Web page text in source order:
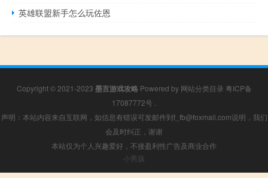
英雄联盟新手怎么玩佐恩
Copyright © 2021-2023 墨言游戏攻略Powered by 网站分类目录 粤ICP备
17087772号
声明：本站内容来自互联网，如信息有错误可发邮件到f_fb@foxmail.com说明，我们
会及时纠正，谢谢
本站仅为个人兴趣爱好，不接盈利性广告及商业合作
小男孩